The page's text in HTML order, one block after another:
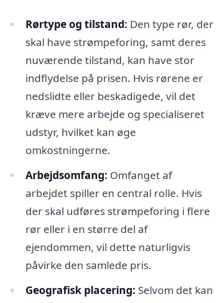
Rørtype og tilstand: Den type rør, der
skal have strømpeforing, samt deres
nuværende tilstand, kan have stor
indflydelse på prisen. Hvis rørene er
nedslidte eller beskadigede, vil det
kræve mere arbejde og specialiseret
udstyr, hvilket kan øge
omkostningerne.
Arbejdsomfang: Omfanget af
arbejdet spiller en central rolle. Hvis
der skal udføres strømpeforing i flere
rør eller i en større del af
ejendommen, vil dette naturligvis
påvirke den samlede pris.
Geografisk placering: Selvom det kan